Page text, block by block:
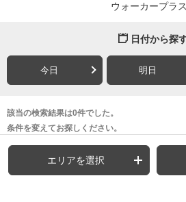
ウォーカープラ
日付から探
今日 明日
該当の検索結果は0件でした。
条件を変えてお探しください。
エリアを選択